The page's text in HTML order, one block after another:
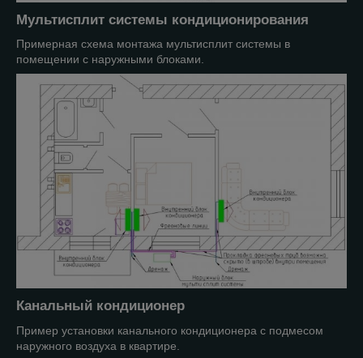
Мультисплит системы кондиционирования
Примерная схема монтажа мультисплит системы в
помещении с наружными блоками.
Канальный кондиционер
Пример установки канального кондиционера с подмесом
наружного воздуха в квартире.